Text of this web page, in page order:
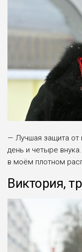
— Лучшая защита от
день и четыре
в моём плотном
Виктория,